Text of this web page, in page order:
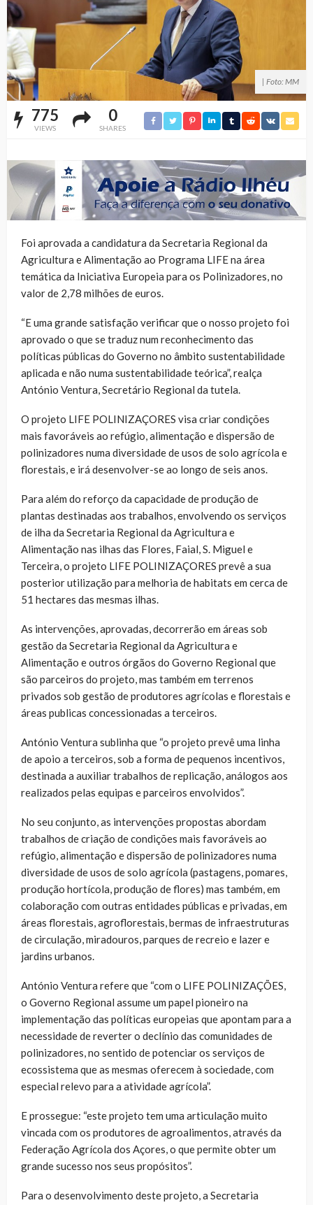
| Foto: MM
775
VIEWS
0
SHARES
Foi aprovada a candidatura da Secretaria Regional da
Agricultura e Alimentação ao Programa LIFE na área
temática da Iniciativa Europeia para os Polinizadores, no
valor de 2,78 milhões de euros.
“E uma grande satisfação verificar que o nosso projeto foi
aprovado o que se traduz num reconhecimento das
políticas públicas do Governo no âmbito sustentabilidade
aplicada e não numa sustentabilidade teórica”, realça
António Ventura, Secretário Regional da tutela.
O projeto LIFE POLINIZAÇORES visa criar condições
mais favoráveis ao refúgio, alimentação e dispersão de
polinizadores numa diversidade de usos de solo agrícola e
florestais, e irá desenvolver-se ao longo de seis anos.
Para além do reforço da capacidade de produção de
plantas destinadas aos trabalhos, envolvendo os serviços
de ilha da Secretaria Regional da Agricultura e
Alimentação nas ilhas das Flores, Faial, S. Miguel e
Terceira, o projeto LIFE POLINIZAÇORES prevê a sua
posterior utilização para melhoria de habitats em cerca de
51 hectares das mesmas ilhas.
As intervenções, aprovadas, decorrerão em áreas sob
gestão da Secretaria Regional da Agricultura e
Alimentação e outros órgãos do Governo Regional que
são parceiros do projeto, mas também em terrenos
privados sob gestão de produtores agrícolas e florestais e
áreas publicas concessionadas a terceiros.
António Ventura sublinha que “o projeto prevê uma linha
de apoio a terceiros, sob a forma de pequenos incentivos,
destinada a auxiliar trabalhos de replicação, análogos aos
realizados pelas equipas e parceiros envolvidos”.
No seu conjunto, as intervenções propostas abordam
trabalhos de criação de condições mais favoráveis ao
refúgio, alimentação e dispersão de polinizadores numa
diversidade de usos de solo agrícola (pastagens, pomares,
produção hortícola, produção de flores) mas também, em
colaboração com outras entidades públicas e privadas, em
áreas florestais, agroflorestais, bermas de infraestruturas
de circulação, miradouros, parques de recreio e lazer e
jardins urbanos.
António Ventura refere que “com o LIFE POLINIZAÇÕES,
o Governo Regional assume um papel pioneiro na
implementação das políticas europeias que apontam para a
necessidade de reverter o declínio das comunidades de
polinizadores, no sentido de potenciar os serviços de
ecossistema que as mesmas oferecem à sociedade, com
especial relevo para a atividade agrícola”.
E prossegue: “este projeto tem uma articulação muito
vincada com os produtores de agroalimentos, através da
Federação Agrícola dos Açores, o que permite obter um
grande sucesso nos seus propósitos”.
Para o desenvolvimento deste projeto, a Secretaria